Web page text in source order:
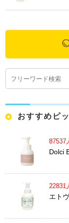
おすすめピ
87537
Dolci
22831
エト